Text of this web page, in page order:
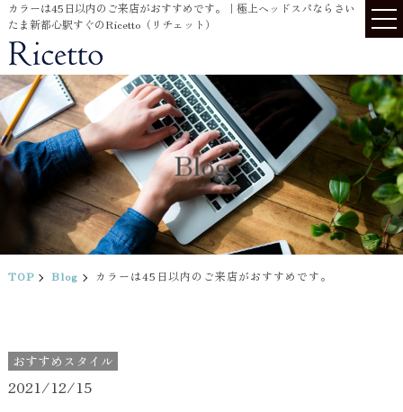
カラーは45日以内のご来店がおすすめです。｜極上ヘッドスパならさい
たま新都心駅すぐのRicetto（リチェット）
Blog
TOP Blog カラーは45日以内のご来店がおすすめです。
おすすめスタイル
2021/12/15